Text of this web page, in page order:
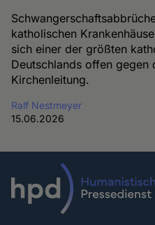
katholischen
sich einer der größten
Deutschlands offen gegen
Kirchenleitung.
Ralf Nestmeyer
15.06.2026